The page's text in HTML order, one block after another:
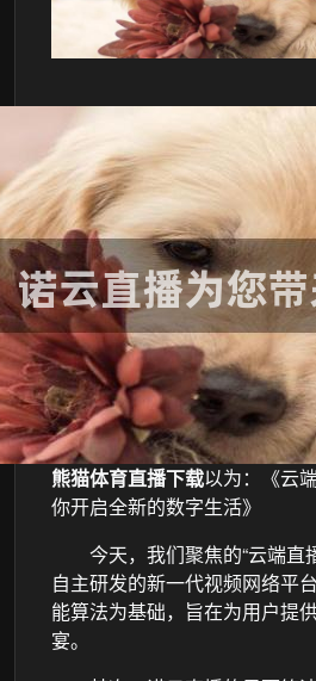
熊猫体育直播下载以为：《云
你开启全新的数字生活》
今天，我们聚焦的“云端直
自主研发的新一代视频网络平
能算法为基础，旨在为用户提
宴。